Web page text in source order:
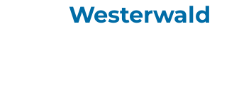
Westerwald